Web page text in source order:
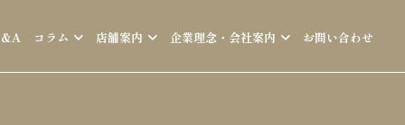
コラム 店舗案内 企業理念・会社案内 お問い合わせ